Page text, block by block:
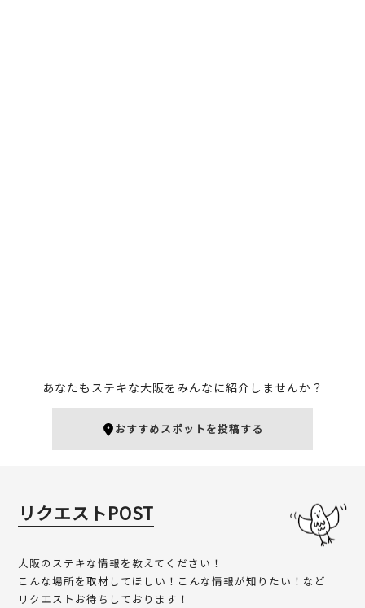
あなたもステキな大阪をみんなに紹介しませんか？
おすすめスポットを投稿する
リクエストPOST
大阪のステキな情報を教えてください！
こんな場所を取材してほしい！こんな情報が知りたい！など
リクエストお待ちしております！